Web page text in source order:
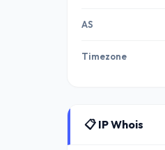
AS
Timezone
📋 IP Whois